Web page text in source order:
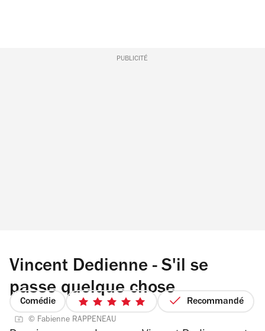
PUBLICITÉ
Vincent Dedienne - S'il se
passe quelque chose
Comédie
5
sur
Recommandé
© Fabienne RAPPENEAU